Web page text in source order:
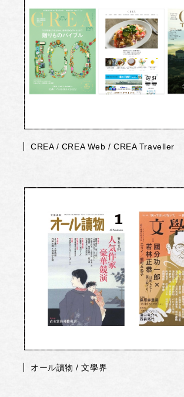
CREA / CREA Web / CREA Traveller
オール讀物 / 文學界